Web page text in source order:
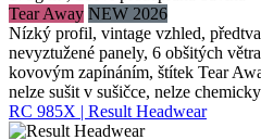
Tear Away NEW 2026
Nízký profil, vintage vzhled,
nevyztužené panely, 6 obšitých
kovovým zapínáním, štítek Tear
nelze sušit v sušičce, nelze
RC 985X | Result Headwear